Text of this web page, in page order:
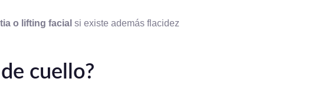
o lifting facial si existe además flacidez
cuello?